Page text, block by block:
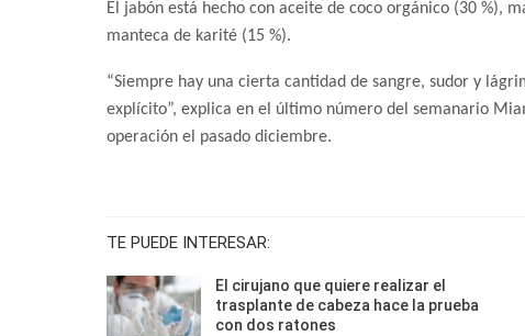
El jabón está hecho con aceite de coco orgánico (30 %),
manteca de karité (15 %).
“Siempre hay una cierta cantidad de sangre, sudor y
explícito”, explica en el último número del semanario
operación el pasado diciembre.
TE PUEDE INTERESAR:
El cirujano que quiere realizar el
trasplante de cabeza hace la prueba
con dos ratones